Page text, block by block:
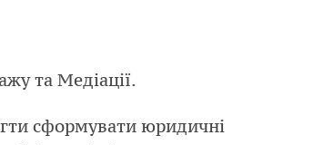
та Медіації.
сформувати юридичні